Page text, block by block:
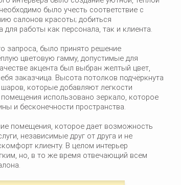
было учесть соответствие с
салонов красоты; добиться
для работы как персонала, так и клиента.
запроса, было принято решение
цветовую гамму, допустимые для
акцента был выбран желтый цвет,
заказчица. Высота потолков подчёркнута
которые добавляют легкости
использовано зеркало, которое
и бесконечности пространства.
помещения, которое дает возможность
независимые друг от друга и не
клиенту. В целом интерьер
но, в то же время отвечающий всем